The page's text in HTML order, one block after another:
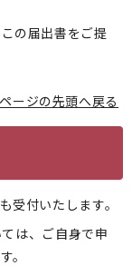
の届出書をご提
ージの先頭へ戻る
受付いたします。
は、ご自身で申
。